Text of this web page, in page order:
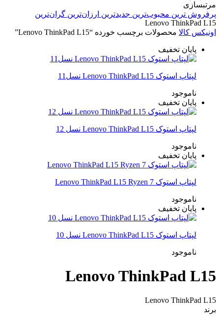
مرتبسازی
پرفروش ترین محبوب‌ترین جدیدترین ارزان‌ترین گران‌ترین
Lenovo ThinkPad L15
اونیکس کالا محصولات برچسب خورده “Lenovo ThinkPad L15”
پایان تخفیف
لپتاپ استوک Lenovo ThinkPad L15 نسل11
ناموجود
پایان تخفیف
لپتاپ استوک Lenovo ThinkPad L15 نسل 12
ناموجود
پایان تخفیف
لپتاپ استوک Lenovo ThinkPad L15 Ryzen 7
ناموجود
پایان تخفیف
لپتاپ استوک Lenovo ThinkPad L15 نسل 10
ناموجود
Lenovo ThinkPad L15
Lenovo ThinkPad L15
برند